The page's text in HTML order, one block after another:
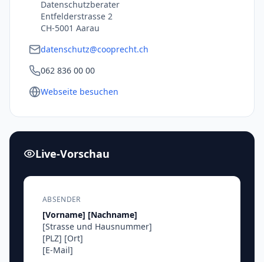
Datenschutzberater
Entfelderstrasse 2
CH-5001 Aarau
datenschutz@cooprecht.ch
062 836 00 00
Webseite besuchen
Live-Vorschau
ABSENDER
[Vorname] [Nachname]
[Strasse und Hausnummer]
[PLZ] [Ort]
[E-Mail]